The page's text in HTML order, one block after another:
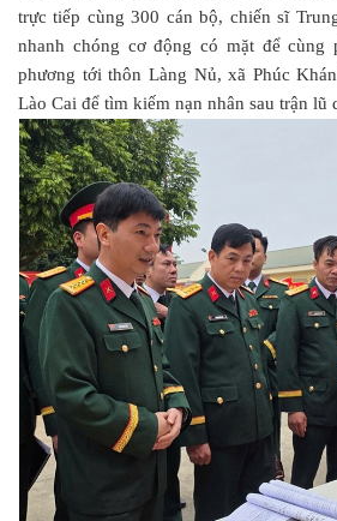
trực tiếp cùng 300 cán bộ, chiến sĩ
nhanh chóng cơ động có mặt để
phương tới thôn Làng Nủ, xã Phúc
Lào Cai để tìm kiếm nạn nhân sau trận lũ